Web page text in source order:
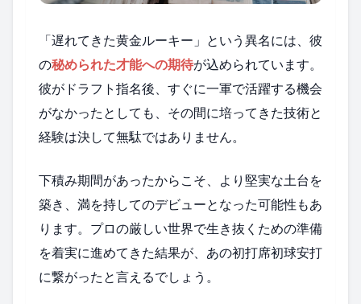
「遅れてきた黄金ルーキー」という異名には、彼
の秘められた才能への期待が込められています。
彼がドラフト指名後、すぐに一軍で活躍する機会
がなかったとしても、その間に培ってきた技術と
経験は決して無駄ではありません。
下積み期間があったからこそ、より堅実な土台を
築き、満を持してのデビューとなった可能性もあ
ります。プロの厳しい世界で生き抜くための準備
を着実に進めてきた結果が、あの初打席初球安打
に繋がったと言えるでしょう。